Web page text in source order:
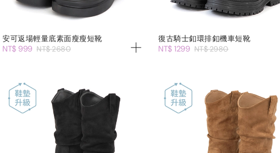
安可返場輕量底素面瘦瘦短靴
NT$ 999 NT$ 2680
復古騎士釦環排釦機車短靴
NT$ 1299 NT$ 2980